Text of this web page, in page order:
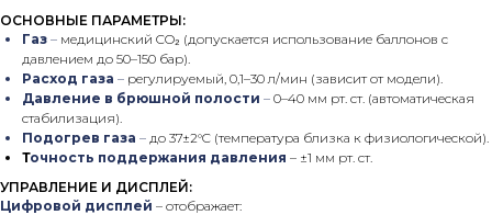
ОСНОВНЫЕ ПАРАМЕТРЫ:
Газ – медицинский CO₂ (допускается использование баллонов с
давлением до 50–150 бар).
Расход газа – регулируемый, 0,1–30 л/мин (зависит от модели).
Давление в брюшной полости – 0–40 мм рт. ст. (автоматическая
стабилизация).
Подогрев газа – до 37±2°C (температура близка к физиологической).
Точность поддержания давления – ±1 мм рт. ст.
УПРАВЛЕНИЕ И ДИСПЛЕЙ:
Цифровой дисплей – отображает: